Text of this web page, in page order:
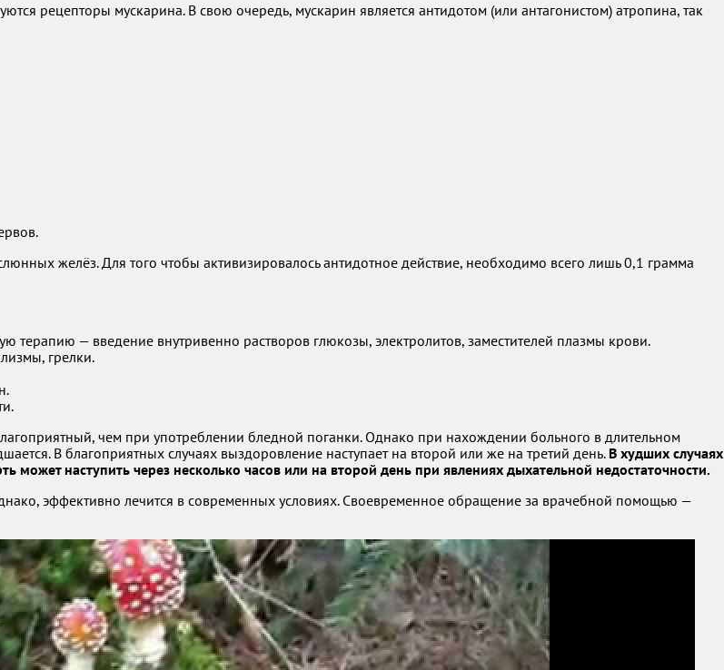
рецепторы мускарина. В свою очередь, мускарин является антидотом (или антагонистом) атропина, так
желёз. Для того чтобы активизировалось антидотное действие, необходимо всего лишь 0,1 грамма
— введение внутривенно растворов глюкозы, электролитов, заместителей плазмы крови.
грелки.
чем при употреблении бледной поганки. Однако при нахождении больного в длительном
В благоприятных случаях выздоровление наступает на второй или же на третий день. В худших случаях
наступить через несколько часов или на второй день при явлениях дыхательной недостаточности.
эффективно лечится в современных условиях. Своевременное обращение за врачебной помощью —